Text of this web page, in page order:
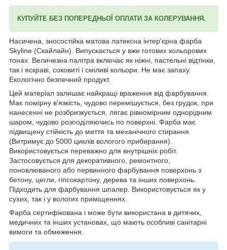
КУПУЙТЕ БЕЗ ПОПЕРЕДНЬОЇ ОПЛАТИ ЗА КОЛЕРУВАННЯ.
Насичена, зносостійка матова латексна інтер'єрна фарба
Skyline (Скайлайн). Випускається у вже готових кольорових
тонах. Величезна палітра включає як ніжні, пастельні відтінки,
так і яскраві, соковиті і сміливі кольори. Не має запаху.
Екологічно безпечний продукт.
Цей матеріал залишає найкращі враження від фарбування.
Має помірну в'язкість, чудово перемішується, без грудок, при
нанесенні не розбризкується, лягає рівномірним однорідним
шаром, чудово розподіляючись по поверхні. Фарба має
підвищену стійкість до миття та механічного стирання
(Витримує до 5000 циклів вологого прибирання).
Використовується переважно для внутрішніх робіт.
Застосовується для декоративного, ремонтного,
поновлюваного або первинного фарбування поверхонь з
бетону, цегли, гіпсокартону, дерева та інших поверхонь.
Підходить для фарбування шпалер. Використовується як у
сухих, так і у вологих приміщеннях.
Фарба сертифікована і може бути використана в дитячих,
медичних та інших установах, що мають особливі санітарні
вимоги та обмеження.